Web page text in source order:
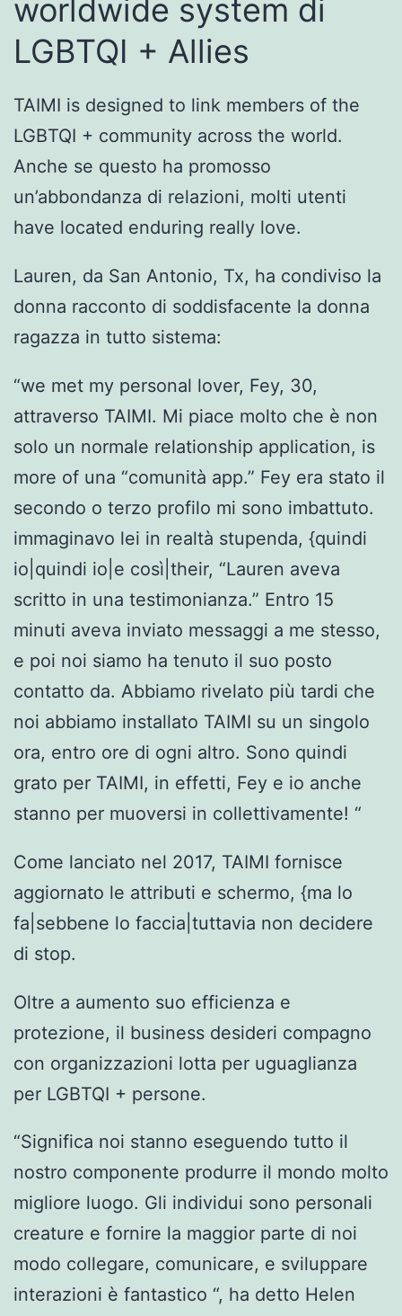
worldwide system di
LGBTQI + Allies
TAIMI is designed to link members of the
LGBTQI + community across the world.
Anche se questo ha promosso
un’abbondanza di relazioni, molti utenti
have located enduring really love.
Lauren, da San Antonio, Tx, ha condiviso la
donna racconto di soddisfacente la donna
ragazza in tutto sistema:
“we met my personal lover, Fey, 30,
attraverso TAIMI. Mi piace molto che è non
solo un normale relationship application, is
more of una “comunità app.” Fey era stato il
secondo o terzo profilo mi sono imbattuto.
immaginavo lei in realtà stupenda, {quindi
io|quindi io|e così|their, “Lauren aveva
scritto in una testimonianza.” Entro 15
minuti aveva inviato messaggi a me stesso,
e poi noi siamo ha tenuto il suo posto
contatto da. Abbiamo rivelato più tardi che
noi abbiamo installato TAIMI su un singolo
ora, entro ore di ogni altro. Sono quindi
grato per TAIMI, in effetti, Fey e io anche
stanno per muoversi in collettivamente! “
Come lanciato nel 2017, TAIMI fornisce
aggiornato le attributi e schermo, {ma lo
fa|sebbene lo faccia|tuttavia non decidere
di stop.
Oltre a aumento suo efficienza e
protezione, il business desideri compagno
con organizzazioni lotta per uguaglianza
per LGBTQI + persone.
“Significa noi stanno eseguendo tutto il
nostro componente produrre il mondo molto
migliore luogo. Gli individui sono personali
creature e fornire la maggior parte di noi
modo collegare, comunicare, e sviluppare
interazioni è fantastico “, ha detto Helen